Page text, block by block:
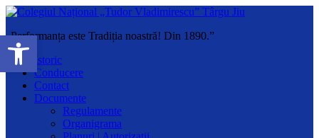
„Performanța este Tradiția noastră! Din 1890.”
Istoric
Conducere
Contact
Documente
Regulamente
Organigrama
Deschide bara de unelte